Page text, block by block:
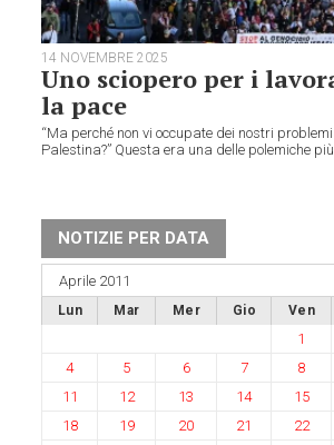
14 NOVEMBRE 2025
Uno sciopero per i
la pace
“Ma perché non vi occupate dei nostri
Palestina?” Questa era una delle polemiche
NOTIZIE PER DATA
Aprile 2011
Lun Mar Mer Gio Ven
1
4
5 6 7 8
11
12 13 14 15
18
19 20 21 22